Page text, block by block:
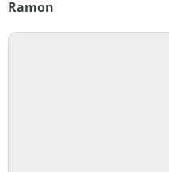
Ramon